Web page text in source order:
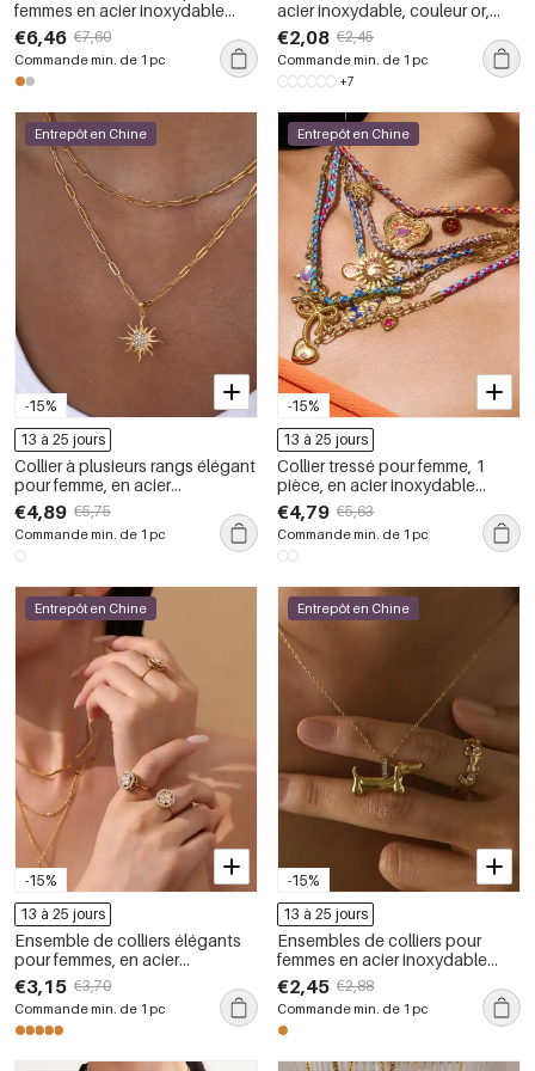
femmes en acier inoxydable
martelé à motif floral,
imperméables et anti-
ternissement, couleur or
€6,46 €7,60
Commande min. de 1 pc
acier inoxydable, couleur or,
étanche, 1 pièce, collection
Simple Series
€2,08 €2,45
Commande min. de 1 pc
+7
-15%
Entrepôt en Chine
13 à 25 jours
Collier à plusieurs rangs élégant
pour femme, en acier
inoxydable doré, étanche, avec
motif soleil (1 pièce)
€4,89 €5,75
Commande min. de 1 pc
-15%
Entrepôt en Chine
13 à 25 jours
Collier tressé pour femme, 1
pièce, en acier inoxydable
brillant, étanche, couleur or
€4,79 €5,63
Commande min. de 1 pc
-15%
Entrepôt en Chine
13 à 25 jours
Ensemble de colliers élégants
pour femmes, en acier
inoxydable doré, avec motif
floral (1 pièce).
€3,15 €3,70
Commande min. de 1 pc
-15%
Entrepôt en Chine
13 à 25 jours
Ensembles de colliers pour
femmes en acier inoxydable
imperméable couleur or avec de
jolis animaux
€2,45 €2,88
Commande min. de 1 pc